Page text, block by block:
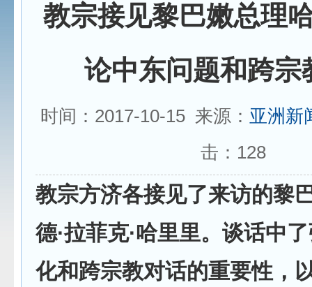
教宗接见黎巴嫩总理
论中东问题和跨宗
时间：2017-10-15 来源： 亚洲新
击： 128
教宗方济各接见了来访的黎
德·拉菲克·哈里里。谈话中
化和跨宗教对话的重要性，